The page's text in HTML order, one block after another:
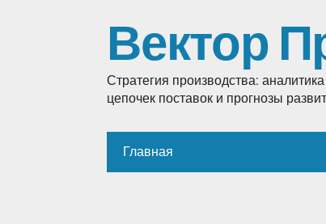
Вектор
Стратегия производства:
цепочек поставок и прогнозы
Главная